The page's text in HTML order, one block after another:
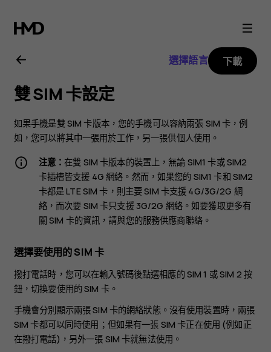
Nokia
3.2
用
戶
指
南
選擇語言 下載
雙 SIM 卡設定
如果手機是雙 SIM 卡版本，您的手機可以容納兩張 SIM 卡，例
如，您可以將其中一張用於工作，另一張供個人使用。
注意：在雙 SIM 卡版本的裝置上，無論 SIM1 卡或 SIM2
卡插槽皆支援 4G 網絡。然而，如果您的 SIM1 卡和 SIM2
卡都是 LTE SIM 卡，則主要 SIM 卡支援 4G/3G/2G 網
絡，而次要 SIM 卡只支援 3G/2G 網絡。如要獲取更多有
關 SIM 卡的資訊，請與您的服務供應商聯絡。
選擇要使用的 SIM 卡
撥打電話時，您可以在輸入號碼後點選相應的 SIM 1 或 SIM 2 按
鈕，切換要使用的 SIM 卡。
手機會分別顯示兩張 SIM 卡的網絡狀態。沒有使用裝置時，兩張
SIM 卡都可以同時使用；但如果有一張 SIM 卡正在使用 (例如正
在撥打電話)，另外一張 SIM 卡就無法使用。